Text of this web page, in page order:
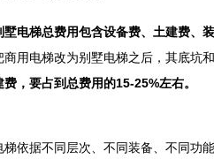
墅电梯总费用包含设备费、土建费、装
商用电梯改为别墅电梯之后，其底坑
，要占到总费用的15-25%左右。
据不同层次、不同装备、不同功能